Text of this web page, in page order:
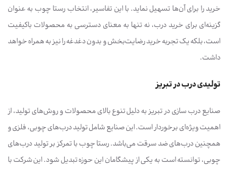
خرید را برای آن‌ها تسهیل نماید. با این تفاسیر، انتخاب رستا چوب به عنوان
گزینه‌ای برای خرید درب، نه تنها به معنای دسترسی به محصولات باکیفیت
است، بلکه یک تجربه خرید رضایت‌بخش و بدون دغدغه را نیز به همراه خواهد
داشت.
تولیدی درب در تبریز
صنایع درب سازی در تبریز به دلیل تنوع بالای محصولات و روش‌های تولید، از
اهمیت ویژه‌ای برخوردار است. این صنایع شامل تولید درب‌های چوبی، فلزی و
همچنین درب‌های ضد سرقت می‌باشد. رستا چوب با تمرکز بر تولید درب‌های
چوبی، توانسته است به یکی از پیشگامان این حوزه تبدیل شود. این شرکت با